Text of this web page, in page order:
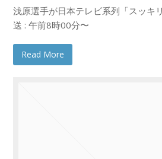
浅原選手が日本テレビ系列「スッキ
送 : 午前8時00分〜
Read More